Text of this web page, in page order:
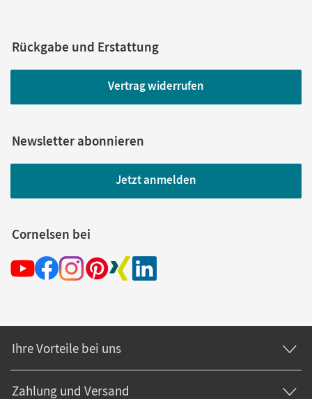
Rückgabe und Erstattung
Vertrag widerrufen
Newsletter abonnieren
Jetzt anmelden
Cornelsen bei
Ihre Vorteile bei uns
Zahlung und Versand